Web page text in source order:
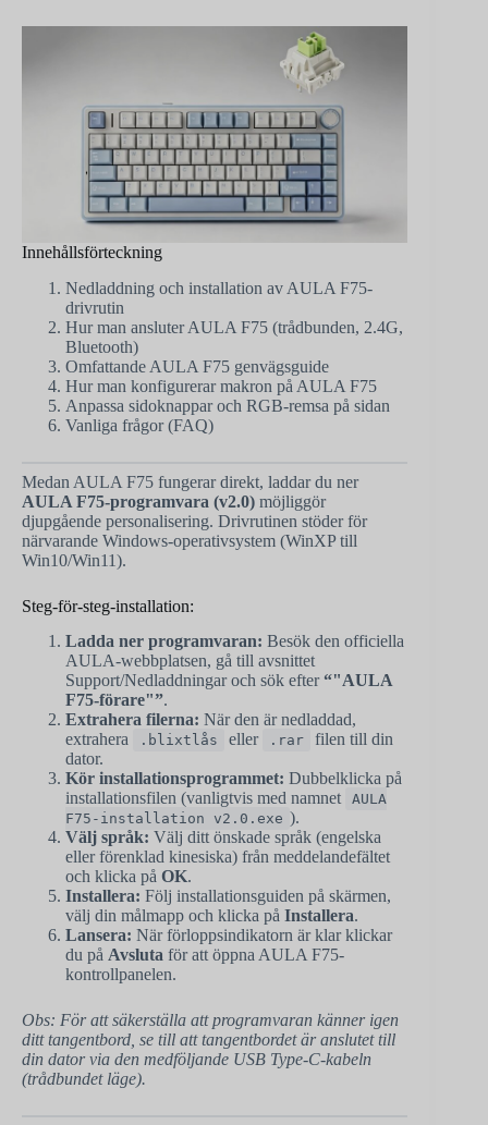
Innehållsförteckning
Nedladdning och installation av AULA F75-
drivrutin
Hur man ansluter AULA F75 (trådbunden, 2.4G,
Bluetooth)
Omfattande AULA F75 genvägsguide
Hur man konfigurerar makron på AULA F75
Anpassa sidoknappar och RGB-remsa på sidan
Vanliga frågor (FAQ)
Medan AULA F75 fungerar direkt, laddar du ner
AULA F75-programvara (v2.0) möjliggör
djupgående personalisering. Drivrutinen stöder för
närvarande Windows-operativsystem (WinXP till
Win10/Win11).
Steg-för-steg-installation:
Ladda ner programvaran: Besök den officiella
AULA-webbplatsen, gå till avsnittet
Support/Nedladdningar och sök efter“"AULA
F75-förare"”.
Extrahera filerna: När den är nedladdad,
extrahera
.blixtlås eller .rar
filen till din
dator.
Kör installationsprogrammet: Dubbelklicka på
installationsfilen (vanligtvis med namnet
AULA
F75-installation v2.0.exe ).
Välj språk: Välj ditt önskade språk (engelska
eller förenklad kinesiska) från meddelandefältet
och klicka på OK.
Installera: Följ installationsguiden på skärmen,
välj din målmapp och klicka på Installera.
Lansera: När förloppsindikatorn är klar klickar
du på Avsluta för att öppna AULA F75-
kontrollpanelen.
Obs: För att säkerställa att programvaran känner igen
ditt tangentbord, se till att tangentbordet är anslutet till
din dator via den medföljande USB Type-C-kabeln
(trådbundet läge).